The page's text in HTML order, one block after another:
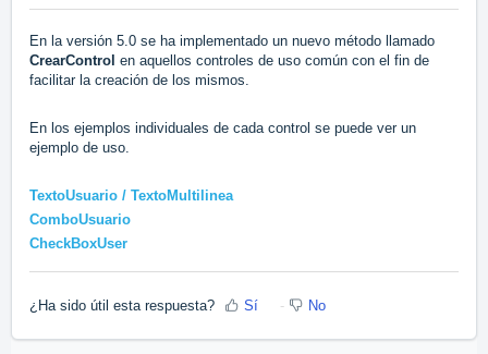
En la versión 5.0 se ha implementado un nuevo método llamado
CrearControl en aquellos controles de uso común con el fin de
facilitar la creación de los mismos.
En los ejemplos individuales de cada control se puede ver un
ejemplo de uso.
TextoUsuario / TextoMultilinea
ComboUsuario
CheckBoxUser
¿Ha sido útil esta respuesta? Sí No